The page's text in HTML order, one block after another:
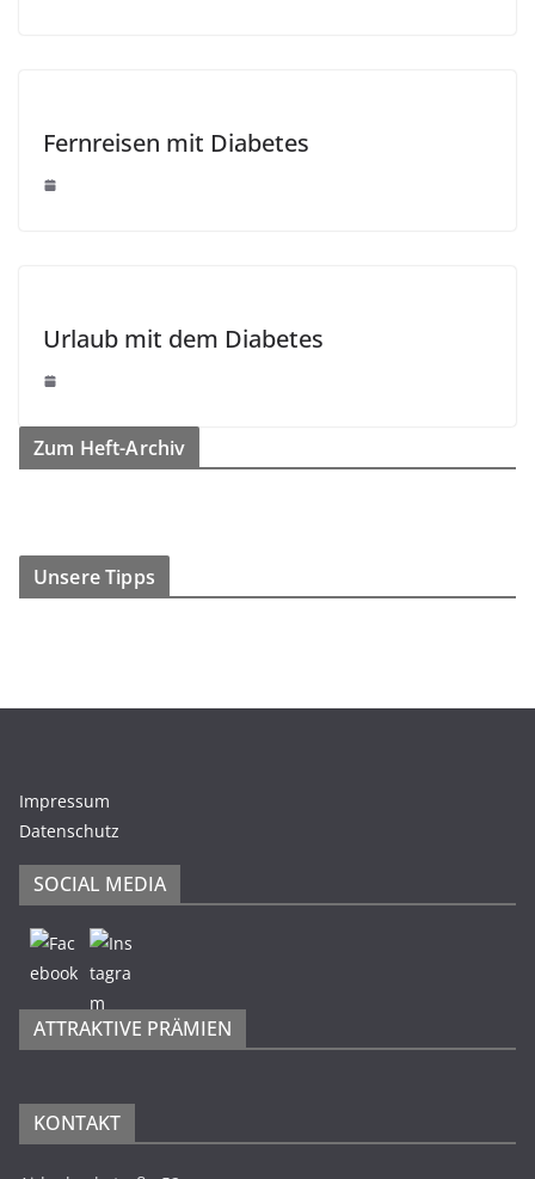
Fernreisen mit Diabetes
Urlaub mit dem Diabetes
Zum Heft-Archiv
Unsere Tipps
Impressum
Datenschutz
SOCIAL MEDIA
ATTRAKTIVE PRÄMIEN
KONTAKT